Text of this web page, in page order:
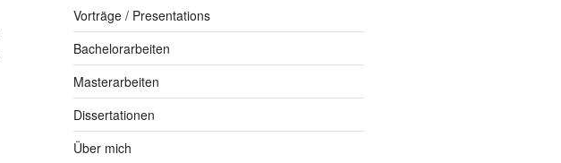
Vorträge / Presentations
Bachelorarbeiten
Masterarbeiten
Dissertationen
Über mich